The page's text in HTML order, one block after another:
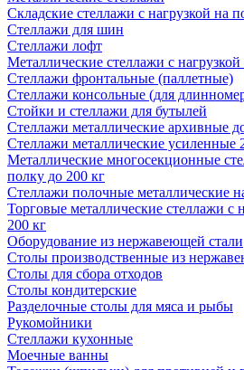
Складские стеллажи с нагрузкой на
Стеллажи для шин
Стеллажи лофт
Металлические стеллажи с
Стеллажи фронтальные (паллетные)
Стеллажи консольные (для
Стойки и стеллажи для бутылей
Стеллажи металлические архивные
Стеллажи металлические усиленные
Металлические многосекционные
полку до 200 кг
Стеллажи полочные металлические
Торговые металлические стеллажи с
200 кг
Оборудование из нержавеющей стали
Столы производственные из
Столы для сбора отходов
Столы кондитерские
Разделочные столы для мяса и рыбы
Рукомойники
Стеллажи кухонные
Моечные ванны